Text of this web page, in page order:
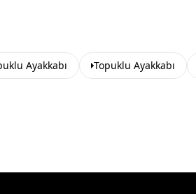
Ayakkabı Topuklu Ayakkabı